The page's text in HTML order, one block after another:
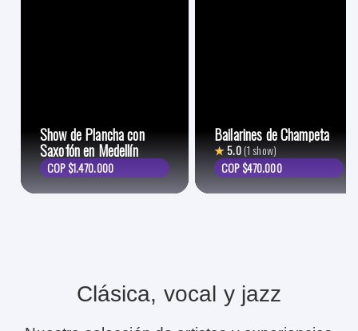
Show de Plancha con
Saxofón en Medellín
COP $1.470.000
Bailarines de Champeta
★5.0(1 show)
COP $470.000
Clásica, vocal y jazz